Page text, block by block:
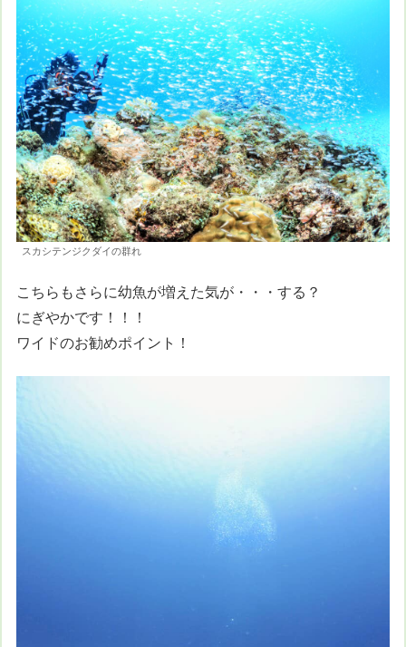
スカシテンジクダイの群れ
こちらもさらに幼魚が増えた気が・・・する？
にぎやかです！！！
ワイドのお勧めポイント！